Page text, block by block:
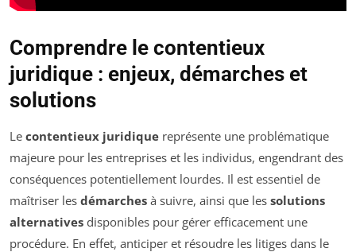
Comprendre le contentieux
juridique : enjeux, démarches et
solutions
Le contentieux juridique représente une problématique
majeure pour les entreprises et les individus, engendrant des
conséquences potentiellement lourdes. Il est essentiel de
maîtriser les démarches à suivre, ainsi que les solutions
alternatives disponibles pour gérer efficacement une
procédure. En effet, anticiper et résoudre les litiges dans le